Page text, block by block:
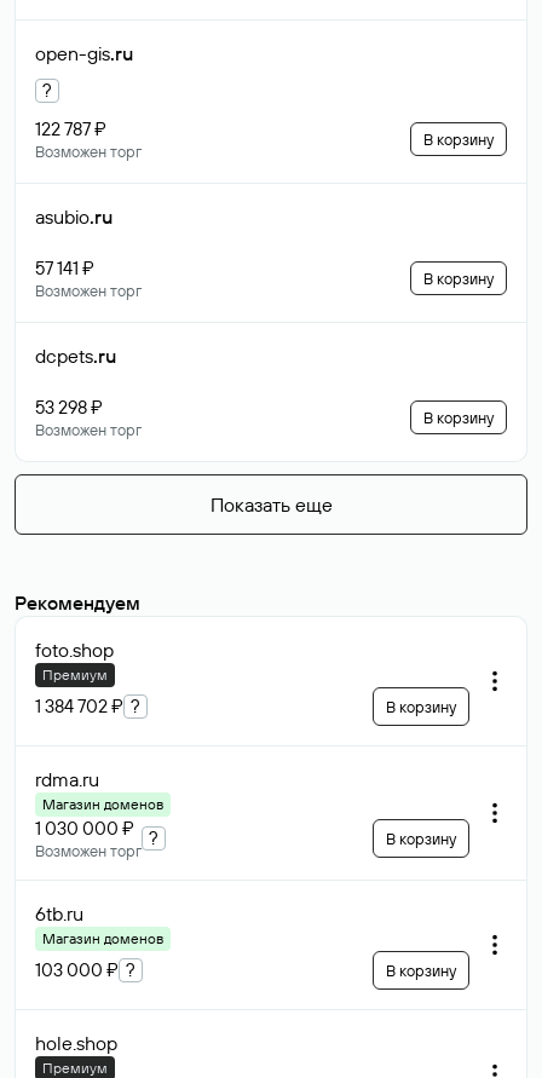
open-gis.ru
?
122 787 ₽
Возможен торг
В корзину
asubio.ru
57 141 ₽
Возможен торг
В корзину
dcpets.ru
53 298 ₽
Возможен торг
В корзину
Показать еще
Рекомендуем
foto.shop
Премиум
1 384 702 ₽ ? В корзину
rdma.ru
Магазин доменов
1 030 000 ₽
Возможен торг
? В корзину
6tb.ru
Магазин доменов
103 000 ₽ ? В корзину
hole.shop
Премиум